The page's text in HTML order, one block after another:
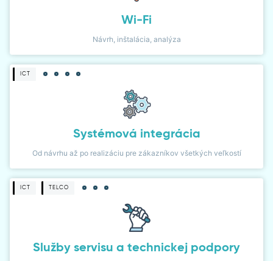
Wi-Fi
Návrh, inštalácia, analýza
ICT
Systémová integrácia
Od návrhu až po realizáciu pre zákazníkov všetkých veľkostí
ICT TELCO
Služby servisu a technickej podpory